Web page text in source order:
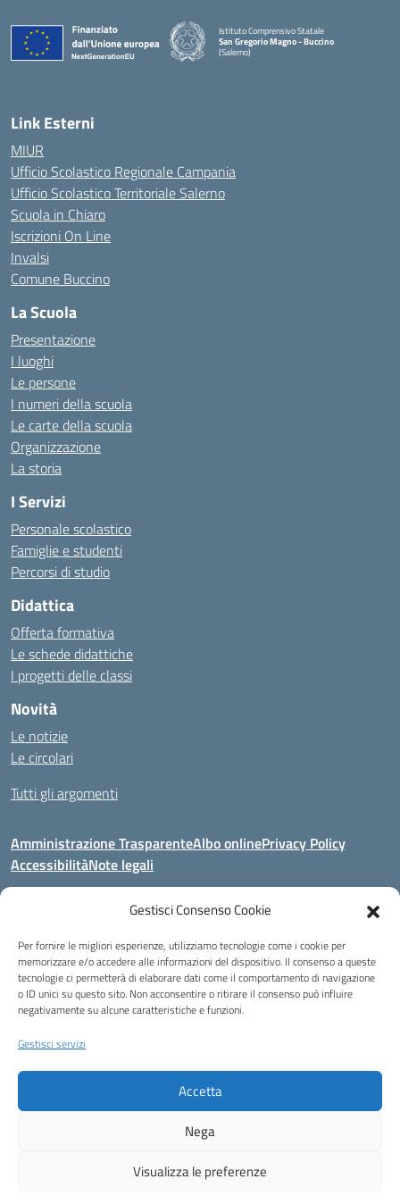
Gestisci Consenso Cookie
Per fornire le migliori esperienze, utilizziamo tecnologie come i cookie per
memorizzare e/o accedere alle informazioni del dispositivo. Il consenso a queste
tecnologie ci permetterà di elaborare dati come il comportamento di navigazione
o ID unici su questo sito. Non acconsentire o ritirare il consenso può influire
negativamente su alcune caratteristiche e funzioni.
Gestisci servizi
Accetta
Nega
Visualizza le preferenze
Istituto Comprensivo Statale
San Gregorio Magno - Buccino
(Salerno)
Link Esterni
MIUR
Ufficio Scolastico Regionale Campania
Ufficio Scolastico Territoriale Salerno
Scuola in Chiaro
Iscrizioni On Line
Invalsi
Comune Buccino
La Scuola
Presentazione
I luoghi
Le persone
I numeri della scuola
Le carte della scuola
Organizzazione
La storia
I Servizi
Personale scolastico
Famiglie e studenti
Percorsi di studio
Didattica
Offerta formativa
Le schede didattiche
I progetti delle classi
Novità
Le notizie
Le circolari
Tutti gli argomenti
Amministrazione TrasparenteAlbo onlinePrivacy Policy
AccessibilitàNote legali
Centralino:0828 955033 Email:saic8be00q@istruzione.it
Posta elettronica certificata (PEC):saic8be00q@pec.istruzione.it
Codice fiscale: 91053550652
Codice Indice delle Pubbliche Amministrazioni (IPA): icb_65
Eccetto dove diversamente specificato, questo articolo è stato rilasciato
sotto Licenza Creative Commons Attribuzione 4.0 Italia.
Idea e progetto di Designers Italia